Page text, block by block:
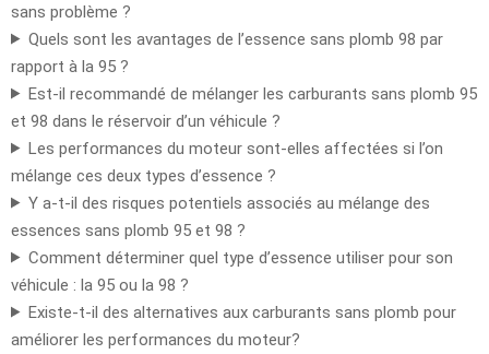
sans problème ?
Quels sont les avantages de l’essence sans plomb 98 par
rapport à la 95 ?
Est-il recommandé de mélanger les carburants sans plomb 95
et 98 dans le réservoir d’un véhicule ?
Les performances du moteur sont-elles affectées si l’on
mélange ces deux types d’essence ?
Y a-t-il des risques potentiels associés au mélange des
essences sans plomb 95 et 98 ?
Comment déterminer quel type d’essence utiliser pour son
véhicule : la 95 ou la 98 ?
Existe-t-il des alternatives aux carburants sans plomb pour
améliorer les performances du moteur?